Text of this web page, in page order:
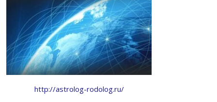
http://astrolog-rodolog.ru/